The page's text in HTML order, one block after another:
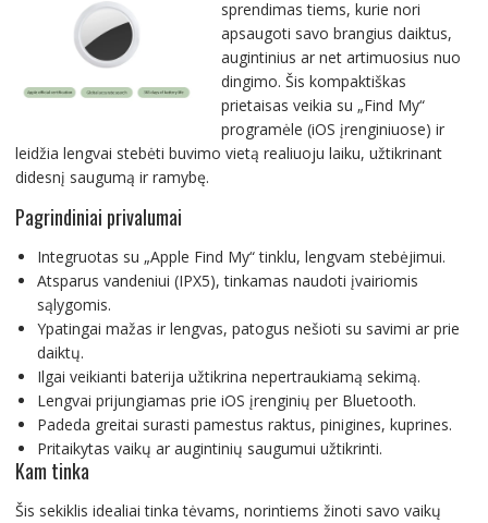
sprendimas tiems, kurie nori
apsaugoti savo brangius daiktus,
augintinius ar net artimuosius nuo
dingimo. Šis kompaktiškas
prietaisas veikia su „Find My“
programėle (iOS įrenginiuose) ir
leidžia lengvai stebėti buvimo vietą realiuoju laiku, užtikrinant
didesnį saugumą ir ramybę.
Pagrindiniai privalumai
Integruotas su „Apple Find My“ tinklu, lengvam stebėjimui.
Atsparus vandeniui (IPX5), tinkamas naudoti įvairiomis
sąlygomis.
Ypatingai mažas ir lengvas, patogus nešioti su savimi ar prie
daiktų.
Ilgai veikianti baterija užtikrina nepertraukiamą sekimą.
Lengvai prijungiamas prie iOS įrenginių per Bluetooth.
Padeda greitai surasti pamestus raktus, pinigines, kuprines.
Pritaikytas vaikų ar augintinių saugumui užtikrinti.
Kam tinka
Šis sekiklis idealiai tinka tėvams, norintiems žinoti savo vaikų